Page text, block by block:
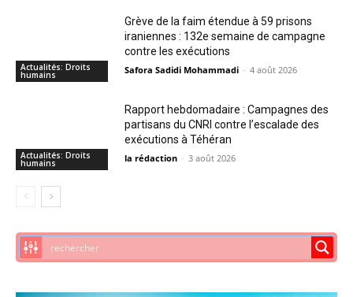
Actualités: Droits
humains
Grève de la faim étendue à 59 prisons
iraniennes : 132e semaine de campagne
contre les exécutions
Safora Sadidi Mohammadi - 4 août 2026
Actualités: Droits
humains
Rapport hebdomadaire : Campagnes des
partisans du CNRI contre l’escalade des
exécutions à Téhéran
la rédaction - 3 août 2026